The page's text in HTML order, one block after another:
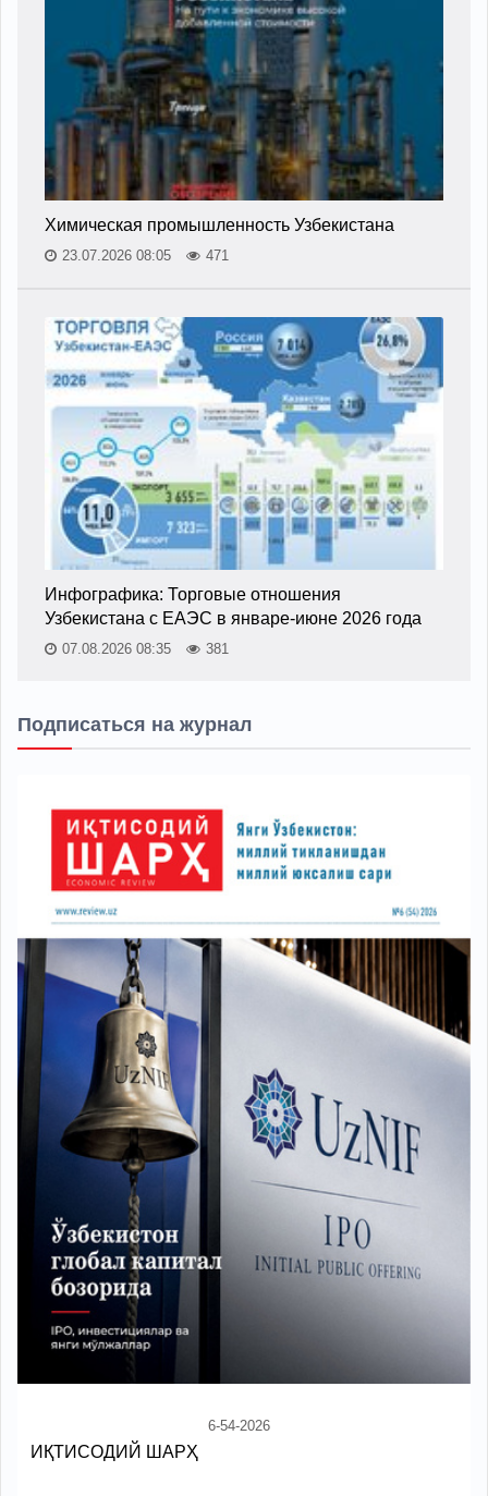
Химическая промышленность Узбекистана
23.07.2026 08:05 471
Инфографика: Торговые отношения
Узбекистана с ЕАЭС в январе-июне 2026 года
07.08.2026 08:35 381
Подписаться на журнал
6-54-2026
ИҚТИСОДИЙ ШАРҲ